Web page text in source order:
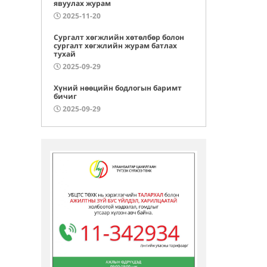
явуулах журам
2025-11-20
Сургалт хөгжлийн хөтөлбөр болон
сургалт хөгжлийн журам батлах
тухай
2025-09-29
Хүний нөөцийн бодлогын баримт
бичиг
2025-09-29